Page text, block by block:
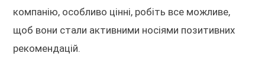
компанію, особливо цінні, робіть все можливе,
щоб вони стали активними носіями позитивних
рекомендацій.